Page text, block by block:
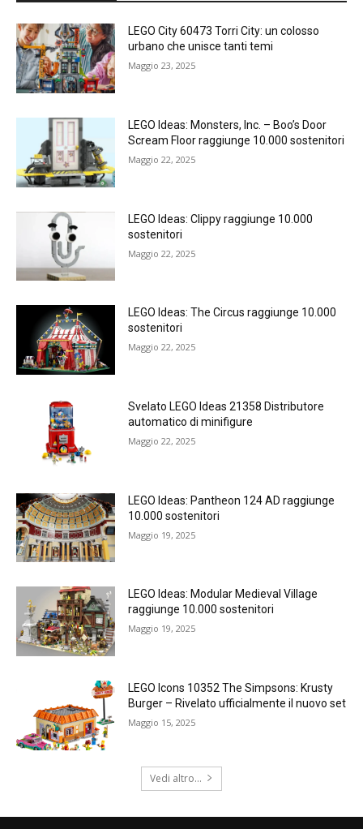
LEGO City 60473 Torri City: un colosso
urbano che unisce tanti temi
Maggio 23, 2025
LEGO Ideas: Monsters, Inc. – Boo’s Door
Scream Floor raggiunge 10.000 sostenitori
Maggio 22, 2025
LEGO Ideas: Clippy raggiunge 10.000
sostenitori
Maggio 22, 2025
LEGO Ideas: The Circus raggiunge 10.000
sostenitori
Maggio 22, 2025
Svelato LEGO Ideas 21358 Distributore
automatico di minifigure
Maggio 22, 2025
LEGO Ideas: Pantheon 124 AD raggiunge
10.000 sostenitori
Maggio 19, 2025
LEGO Ideas: Modular Medieval Village
raggiunge 10.000 sostenitori
Maggio 19, 2025
LEGO Icons 10352 The Simpsons: Krusty
Burger – Rivelato ufficialmente il nuovo set
Maggio 15, 2025
Vedi altro...